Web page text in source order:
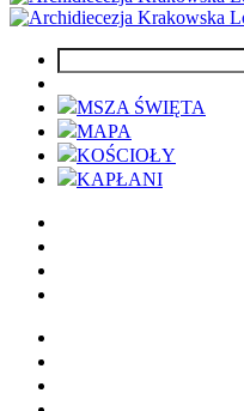
MSZA ŚWIĘTA
MAPA
KOŚCIOŁY
KAPŁANI